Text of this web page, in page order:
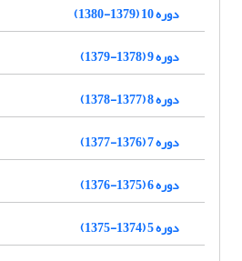
دوره 10 (1379-1380)
دوره 9 (1378-1379)
دوره 8 (1377-1378)
دوره 7 (1376-1377)
دوره 6 (1375-1376)
دوره 5 (1374-1375)